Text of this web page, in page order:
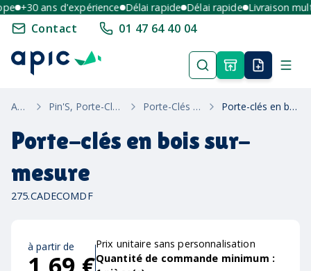
+30 ans d'expérience Délai rapide Délai rapide Livraison multi-
Contact 01 47 64 40 04
Accueil Pin'S, Porte-Cles & Bracelets Porte-Clés Sur-Mesure Porte-clés en bois sur-mesure
Porte-clés en bois sur-
mesure
275.CADECOMDF
à partir de
Prix unitaire sans personnalisation
Quantité de commande minimum :